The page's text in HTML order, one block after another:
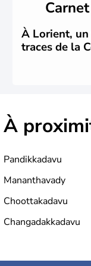
siècle, l'Inde
britannique
1947. Le Taj
en l'honneur de
1640 et est
À Lorient,
traces de la
À
Pandikkadavu
Mananthavady
Choottakadavu
Changadakkadavu